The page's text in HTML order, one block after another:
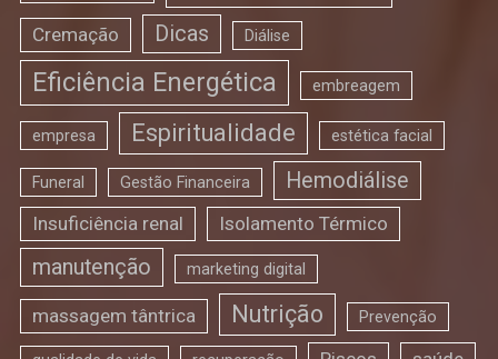
Cremação Dicas Diálise
Eficiência Energética embreagem
empresa Espiritualidade estética facial
Funeral Gestão Financeira Hemodiálise
Insuficiência renal Isolamento Térmico
manutenção marketing digital
massagem tântrica Nutrição Prevenção